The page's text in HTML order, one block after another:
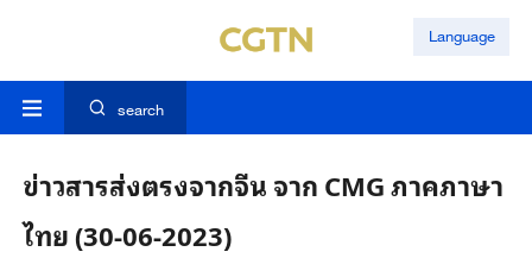
Language
search
ข่าวสารส่งตรงจากจีน จาก CMG ภาคภาษา
ไทย (30-06-2023)